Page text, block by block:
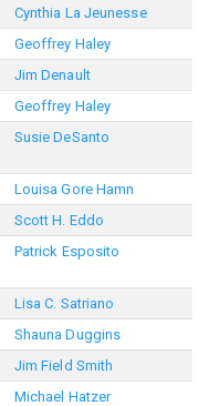
Cynthia La Jeunesse
Geoffrey Haley
Jim Denault
Geoffrey Haley
Susie DeSanto
Louisa Gore Hamn
Scott H. Eddo
Patrick Esposito
Lisa C. Satriano
Shauna Duggins
Jim Field Smith
Michael Hatzer